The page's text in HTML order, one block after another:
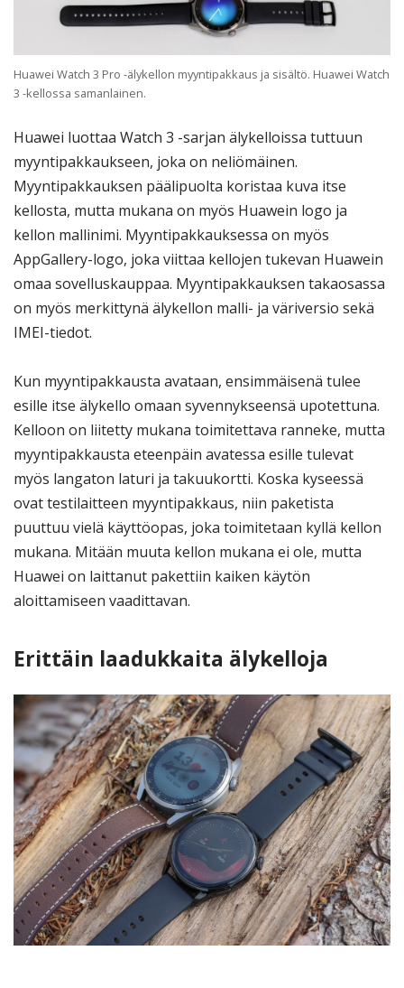
Huawei Watch 3 Pro -älykellon myyntipakkaus ja sisältö. Huawei Watch
3 -kellossa samanlainen.
Huawei luottaa Watch 3 -sarjan älykelloissa tuttuun
myyntipakkaukseen, joka on neliömäinen.
Myyntipakkauksen päälipuolta koristaa kuva itse
kellosta, mutta mukana on myös Huawein logo ja
kellon mallinimi. Myyntipakkauksessa on myös
AppGallery-logo, joka viittaa kellojen tukevan Huawein
omaa sovelluskauppaa. Myyntipakkauksen takaosassa
on myös merkittynä älykellon malli- ja väriversio sekä
IMEI-tiedot.
Kun myyntipakkausta avataan, ensimmäisenä tulee
esille itse älykello omaan syvennykseensä upotettuna.
Kelloon on liitetty mukana toimitettava ranneke, mutta
myyntipakkausta eteenpäin avatessa esille tulevat
myös langaton laturi ja takuukortti. Koska kyseessä
ovat testilaitteen myyntipakkaus, niin paketista
puuttuu vielä käyttöopas, joka toimitetaan kyllä kellon
mukana. Mitään muuta kellon mukana ei ole, mutta
Huawei on laittanut pakettiin kaiken käytön
aloittamiseen vaadittavan.
Erittäin laadukkaita älykelloja